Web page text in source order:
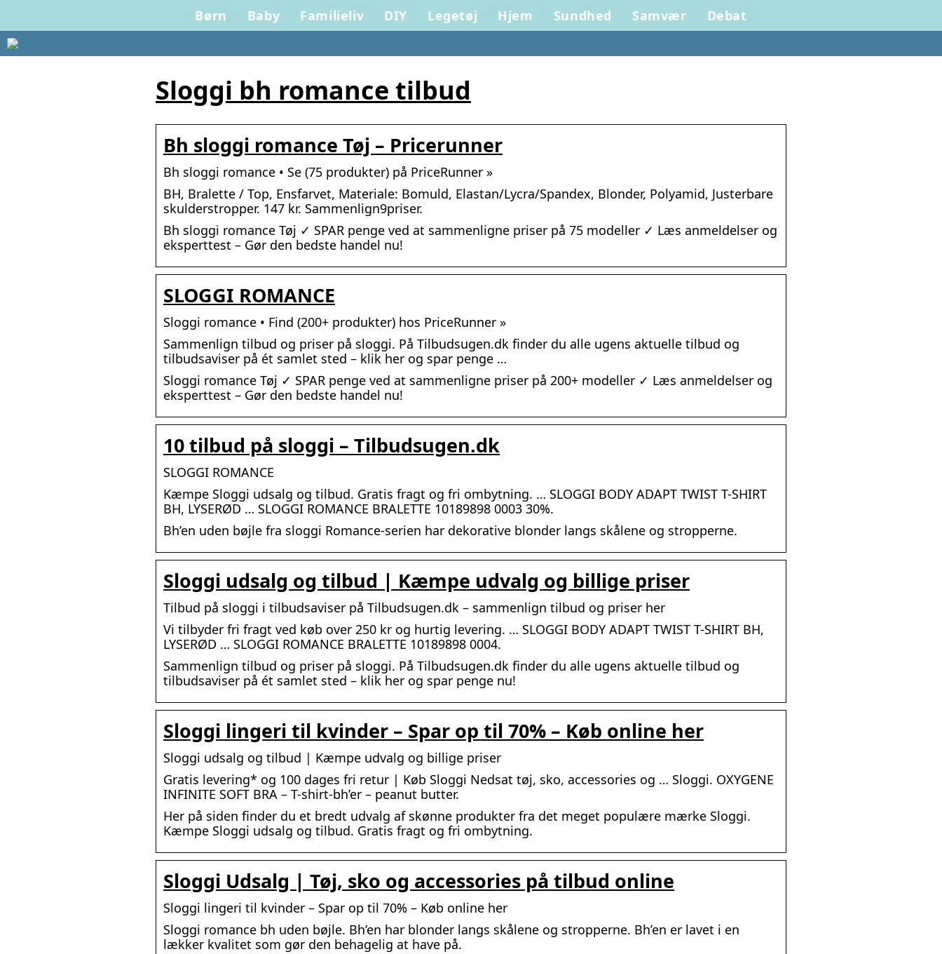
Børn Baby Familieliv DIY Legetøj Hjem Sundhed Samvær Debat
Sloggi bh romance tilbud
Bh sloggi romance Tøj – Pricerunner
Bh sloggi romance • Se (75 produkter) på PriceRunner »
BH, Bralette / Top, Ensfarvet, Materiale: Bomuld, Elastan/Lycra/Spandex, Blonder, Polyamid, Justerbare
skulderstropper. 147 kr. Sammenlign9priser.
Bh sloggi romance Tøj ✓ SPAR penge ved at sammenligne priser på 75 modeller ✓ Læs anmeldelser og
eksperttest – Gør den bedste handel nu!
SLOGGI ROMANCE
Sloggi romance • Find (200+ produkter) hos PriceRunner »
Sammenlign tilbud og priser på sloggi. På Tilbudsugen.dk finder du alle ugens aktuelle tilbud og
tilbudsaviser på ét samlet sted – klik her og spar penge …
Sloggi romance Tøj ✓ SPAR penge ved at sammenligne priser på 200+ modeller ✓ Læs anmeldelser og
eksperttest – Gør den bedste handel nu!
10 tilbud på sloggi – Tilbudsugen.dk
SLOGGI ROMANCE
Kæmpe Sloggi udsalg og tilbud. Gratis fragt og fri ombytning. … SLOGGI BODY ADAPT TWIST T-SHIRT
BH, LYSERØD … SLOGGI ROMANCE BRALETTE 10189898 0003 30%.
Bh’en uden bøjle fra sloggi Romance-serien har dekorative blonder langs skålene og stropperne.
Sloggi udsalg og tilbud | Kæmpe udvalg og billige priser
Tilbud på sloggi i tilbudsaviser på Tilbudsugen.dk – sammenlign tilbud og priser her
Vi tilbyder fri fragt ved køb over 250 kr og hurtig levering. … SLOGGI BODY ADAPT TWIST T-SHIRT BH,
LYSERØD … SLOGGI ROMANCE BRALETTE 10189898 0004.
Sammenlign tilbud og priser på sloggi. På Tilbudsugen.dk finder du alle ugens aktuelle tilbud og
tilbudsaviser på ét samlet sted – klik her og spar penge nu!
Sloggi lingeri til kvinder – Spar op til 70% – Køb online her
Sloggi udsalg og tilbud | Kæmpe udvalg og billige priser
Gratis levering* og 100 dages fri retur | Køb Sloggi Nedsat tøj, sko, accessories og … Sloggi. OXYGENE
INFINITE SOFT BRA – T-shirt-bh’er – peanut butter.
Her på siden finder du et bredt udvalg af skønne produkter fra det meget populære mærke Sloggi.
Kæmpe Sloggi udsalg og tilbud. Gratis fragt og fri ombytning.
Sloggi Udsalg | Tøj, sko og accessories på tilbud online
Sloggi lingeri til kvinder – Spar op til 70% – Køb online her
Sloggi romance bh uden bøjle. Bh’en har blonder langs skålene og stropperne. Bh’en er lavet i en
lækker kvalitet som gør den behagelig at have på.